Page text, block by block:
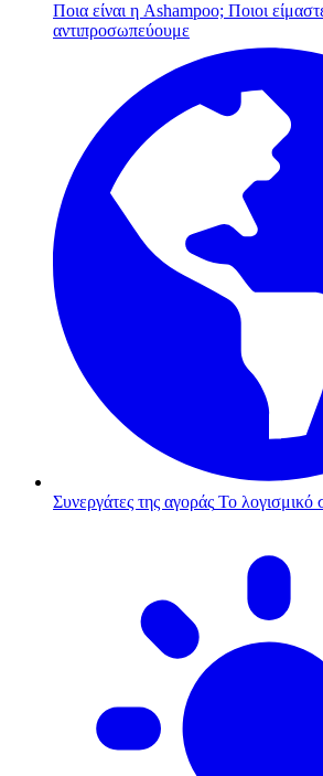
Ποια είναι η Ashampoo; Ποιοι
αντιπροσωπεύουμε
Συνεργάτες της αγοράς Το λογισμικό